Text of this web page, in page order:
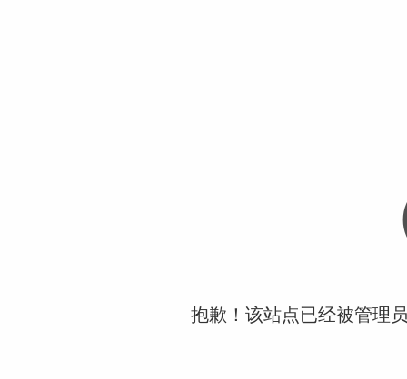
抱歉！该站点已经被管理